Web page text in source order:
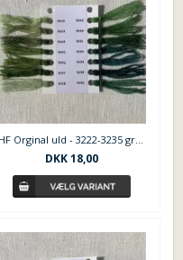
DKK18,00